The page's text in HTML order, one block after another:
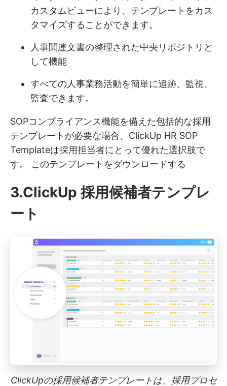
カスタムビューにより、テンプレートをカス
タマイズすることができます。
人事関連文書の整理された中央リポジトリと
して機能
すべての人事業務活動を簡単に追跡、監視、
監査できます。
SOPコンプライアンス機能を備えた包括的な採用
テンプレートが必要な場合、ClickUp HR SOP
Templateは採用担当者にとって優れた選択肢で
す。 このテンプレートをダウンロードする
3.ClickUp 採用候補者テンプレ
ート
ClickUpの採用候補者テンプレートは、採用プロセ